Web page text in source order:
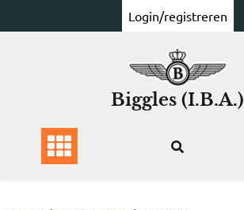
naar
Login/registreren
Biggles (I.B.A.)